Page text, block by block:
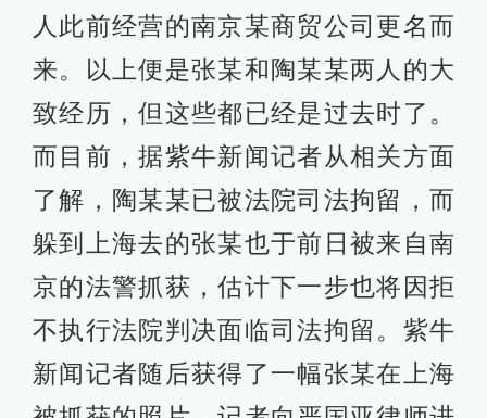
人此前经营的南京某商贸公司更名而
来。以上便是张某和陶某某两人的大
致经历，但这些都已经是过去时了。
而目前，据紫牛新闻记者从相关方面
了解，陶某某已被法院司法拘留，而
躲到上海去的张某也于前日被来自南
京的法警抓获，估计下一步也将因拒
不执行法院判决面临司法拘留。紫牛
新闻记者随后获得了一幅张某在上海